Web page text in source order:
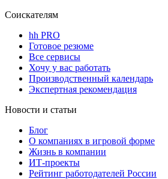
Соискателям
hh PRO
Готовое резюме
Все сервисы
Хочу у вас работать
Производственный календарь
Экспертная рекомендация
Новости и статьи
Блог
О компаниях в игровой форме
Жизнь в компании
ИТ-проекты
Рейтинг работодателей России